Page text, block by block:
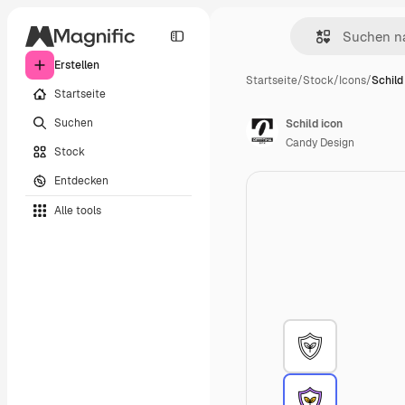
Erstellen
Startseite
Suchen
Stock
Entdecken
Alle tools
Startseite/Stock/Icons/
Schild icon
Candy Design